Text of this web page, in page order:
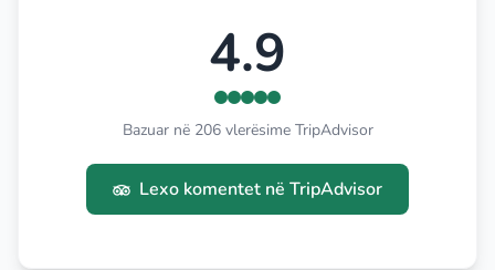
4.9
Bazuar në 206 vlerësime TripAdvisor
Lexo komentet në TripAdvisor